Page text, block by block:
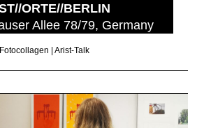
ORTE//BERLIN
Allee 78/79, Germany
| Arist-Talk